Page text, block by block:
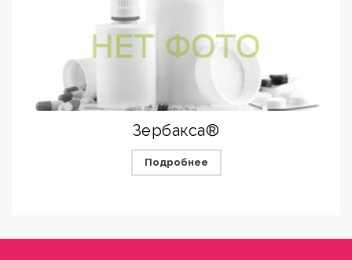
Зербакса®
Подробнее